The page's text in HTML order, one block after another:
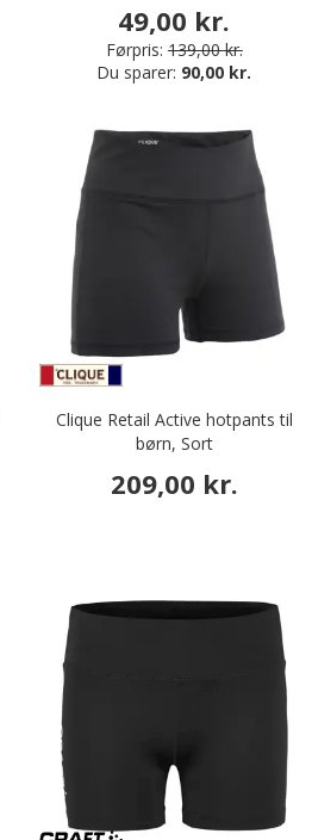
49,00 kr.
Førpris: 139,00 kr.
Du sparer: 90,00 kr.
Clique Retail Active hotpants til
børn, Sort
209,00 kr.